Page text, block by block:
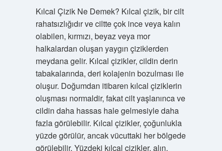
Kılcal Çizik Ne Demek? Kılcal çizik, bir cilt
rahatsızlığıdır ve ciltte çok ince veya kalın
olabilen, kırmızı, beyaz veya mor
halkalardan oluşan yaygın çiziklerden
meydana gelir. Kılcal çizikler, cildin derin
tabakalarında, deri kolajenin bozulması ile
oluşur. Doğumdan itibaren kılcal çiziklerin
oluşması normaldir, fakat cilt yaşlanınca ve
cildin daha hassas hale gelmesiyle daha
fazla görülebilir. Kılcal çizikler, çoğunlukla
yüzde görülür, ancak vücuttaki her bölgede
görülebilir. Yüzdeki kılcal çizikler, alın,